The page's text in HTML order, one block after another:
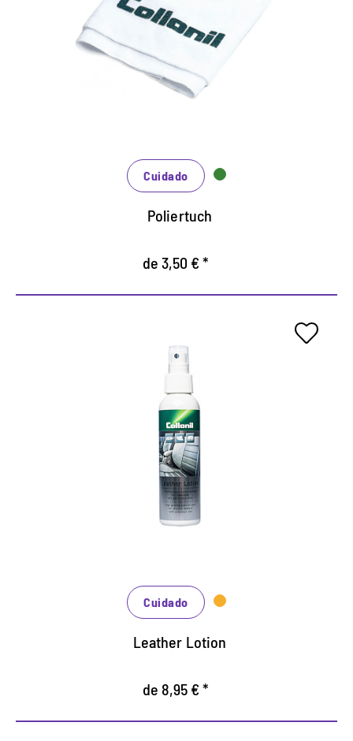
Productos de cuidado adecuado para todos los
materiales lisos.
También para pulir como acabado después de
limpiar y cuidar.
Lavable, así como larga vida util.
Cuidado
Poliertuch
de 3,50 € *
Cuidado de cuero de alta
calidad para el coche.
Atención especial eficiente para todos los tipos
Nutre el cuero con aceites de alta calidad.
Cuidado
Leather Lotion
de 8,95 € *